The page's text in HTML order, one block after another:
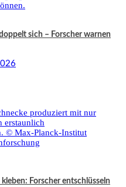
sich – Forscher warnen
Forscher entschlüsseln